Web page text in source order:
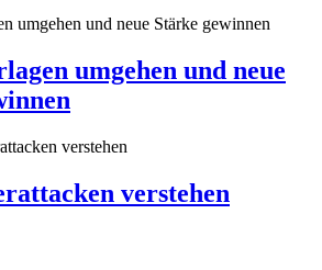
umgehen und neue
verstehen